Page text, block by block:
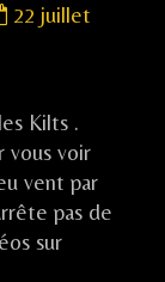
by
published
22 juillet
Kilts .
vous voir
vent par
pas de
sur